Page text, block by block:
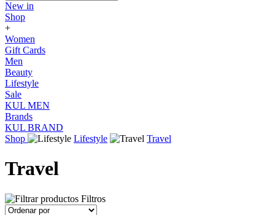
New in
Shop
+
Women
Gift Cards
Men
Beauty
Lifestyle
Sale
KUL MEN
Brands
KUL BRAND
Shop
Lifestyle Travel
Travel
Filtros